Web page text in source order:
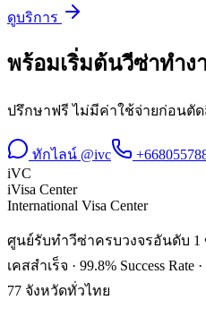
ดูบริการ
พร้อมเริ่มต้นวีซ่าทำง
ปรึกษาฟรี ไม่มีค่าใช้จ่ายก่อนตั
ทักไลน์ @ivc
iVC
iVisa Center
International Visa Center
ศูนย์รับทำวีซ่าครบวงจรอันดับ 1
เคสสำเร็จ · 99.8% Success
77 จังหวัดทั่วไทย